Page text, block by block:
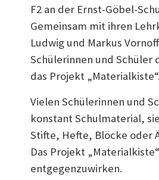
F2 an der Ernst-Göbel-
Gemeinsam mit ihren
Ludwig und Markus
Schülerinnen und Schüler
das Projekt „Materialkiste“.
Vielen Schülerinnen und
konstant Schulmaterial,
Stifte, Hefte, Blöcke oder
Das Projekt
entgegenzuwirken.